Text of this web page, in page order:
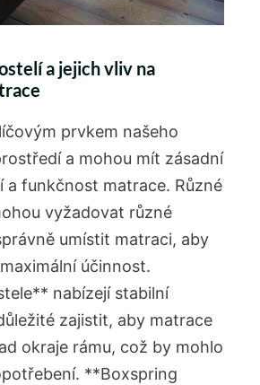
a jejich vliv na
prvkem našeho
a mohou mít zásadní
a funkčnost matrace. Různé
vyžadovat různé
umístit matraci, aby
účinnost.
nabízejí stabilní
zajistit, aby matrace
okraje rámu, což by mohlo
**Boxspring